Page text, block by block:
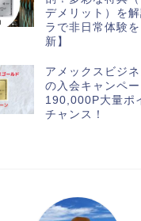
デメリット）を
ラで非日常体験
新】
アメックスビジ
の入会キャンペ
190,000P大量ポ
チャンス！